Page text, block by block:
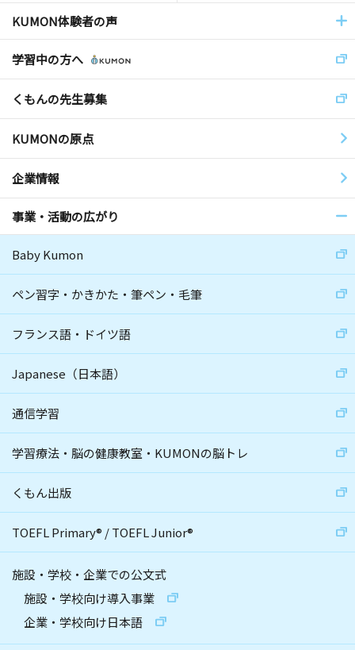
KUMON体験者の声
学習中の方へ
くもんの先生募集
KUMONの原点
企業情報
事業・活動の広がり
Baby Kumon
ペン習字・かきかた・筆ペン・毛筆
フランス語・ドイツ語
Japanese（日本語）
通信学習
学習療法・脳の健康教室・KUMONの脳トレ
くもん出版
TOEFL Primary® /TOEFL Junior®
施設・学校・企業での公文式
施設・学校向け導入事業
企業・学校向け日本語